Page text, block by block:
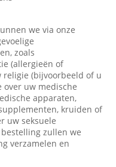
we via onze
zoals
(allergieën of
(bijvoorbeeld of u
over uw medische
apparaten,
kruiden of
uw seksuele
zullen we
verzamelen en